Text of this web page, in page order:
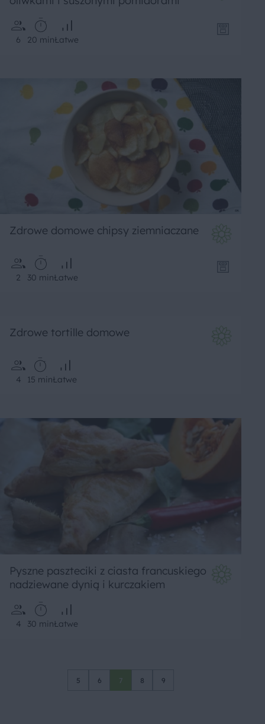
6 20 minŁatwe
Zdrowe domowe chipsy ziemniaczane
2 30 minŁatwe
Zdrowe tortille domowe
4 15 minŁatwe
Pyszne paszteciki z ciasta francuskiego
nadziewane dynią i kurczakiem
4 30 minŁatwe
5 6 7 8 9